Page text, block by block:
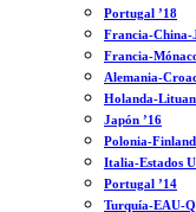
Portugal ’18
Francia-China-
Francia-
Alemania-
Holanda-
Japón ’16
Polonia-
Italia-Estados
Portugal ’14
Turquía-EAU-